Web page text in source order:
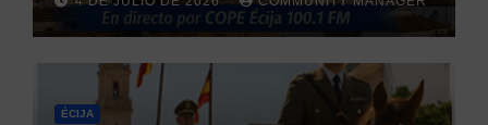
tras no regresar a prisión
durante un permiso
penitenciario
ÉCIJA